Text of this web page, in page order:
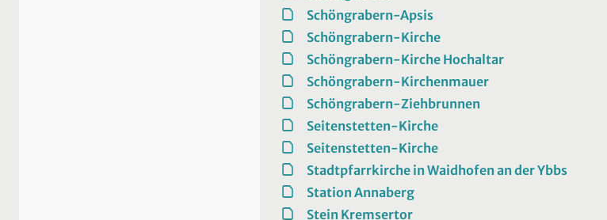
Schöngrabern-Apsis
Schöngrabern-Kirche
Schöngrabern-Kirche Hochaltar
Schöngrabern-Kirchenmauer
Schöngrabern-Ziehbrunnen
Seitenstetten-Kirche
Seitenstetten-Kirche
Stadtpfarrkirche in Waidhofen an der Ybbs
Station Annaberg
Stein Kremsertor